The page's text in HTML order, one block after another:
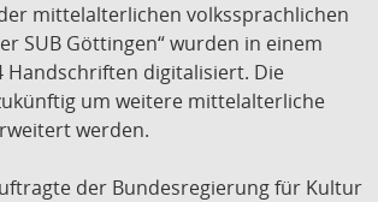
mittelalterlichen volkssprachlichen
SUB Göttingen“ wurden in einem
Handschriften digitalisiert. Die
um weitere mittelalterliche
werden.
der Bundesregierung für Kultur